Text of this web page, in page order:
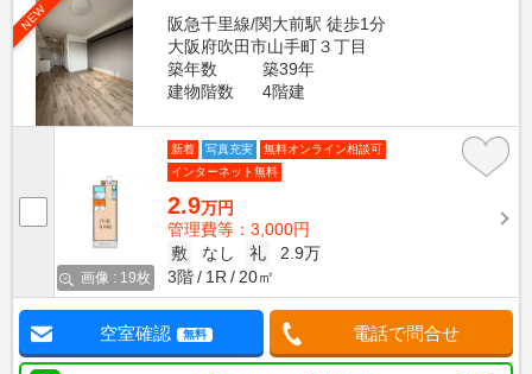
NEW
阪急千里線/関大前駅 徒歩1分
大阪府吹田市山手町３丁目
築年数
築39年
建物階数
4階建
画像 : 19枚
新着 写真充実
無料オンライン相談可
インターネット無料
2.9万円
管理費等：3,000円
敷
なし 礼
2.9万
3階
1R 20㎡
空室確認 無料 電話で問合せ